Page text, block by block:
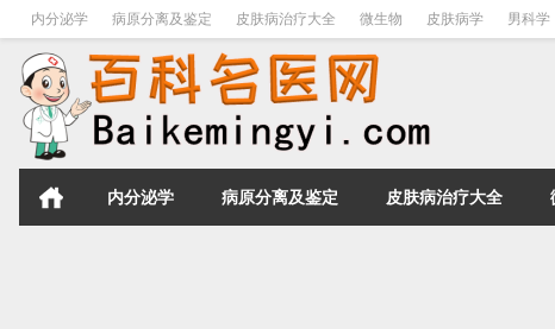
内分泌学 病原分离及鉴定 皮肤病治疗大全 微生物 皮肤病学 男科学
内分泌学 病原分离及鉴定 皮肤病治疗大全